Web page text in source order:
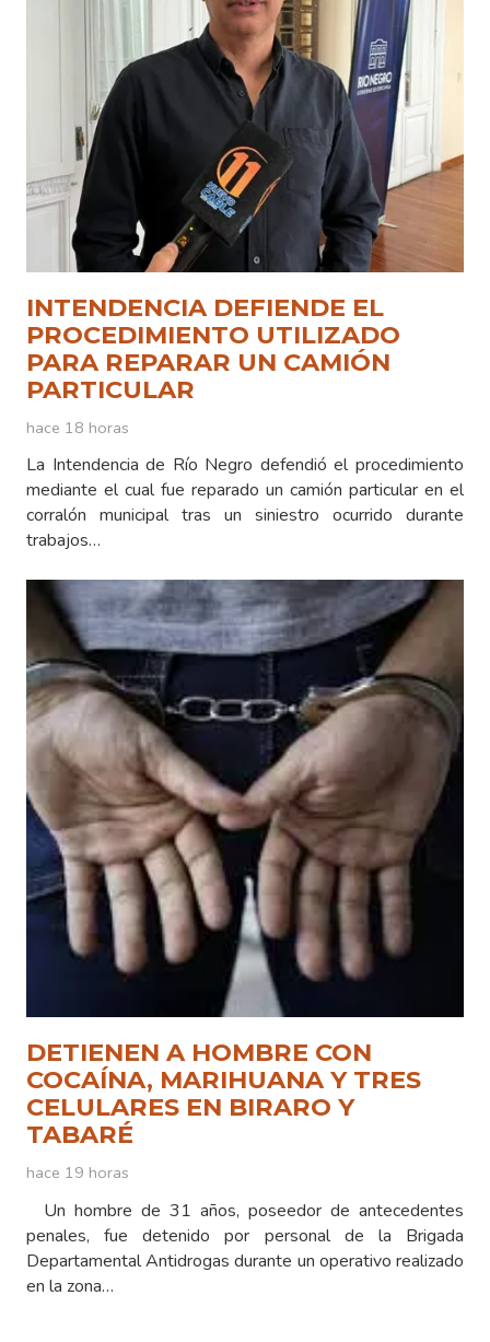
INTENDENCIA DEFIENDE EL
PROCEDIMIENTO UTILIZADO
PARA REPARAR UN CAMIÓN
PARTICULAR
hace 18 horas
La Intendencia de Río Negro defendió el procedimiento
mediante el cual fue reparado un camión particular en el
corralón municipal tras un siniestro ocurrido durante
trabajos…
DETIENEN A HOMBRE CON
COCAÍNA, MARIHUANA Y TRES
CELULARES EN BIRARO Y
TABARÉ
hace 19 horas
Un hombre de 31 años, poseedor de antecedentes
penales, fue detenido por personal de la Brigada
Departamental Antidrogas durante un operativo realizado
en la zona…